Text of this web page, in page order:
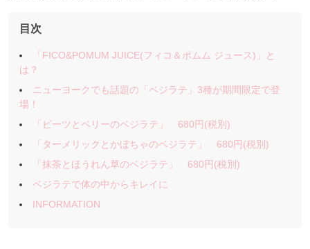
目次
「FICO&POMUM JUICE(フィコ＆ポムム ジュース)」と
は？
ニューヨークでも話題の「ベジラテ」3種が期間限定で登
場！
「ビーツとベリーのベジラテ」 680円(税別)
「ターメリックとかぼちゃのベジラテ」 680円(税別)
「抹茶とほうれん草のベジラテ」 680円(税別)
ベジラテで体の中からキレイに
INFORMATION